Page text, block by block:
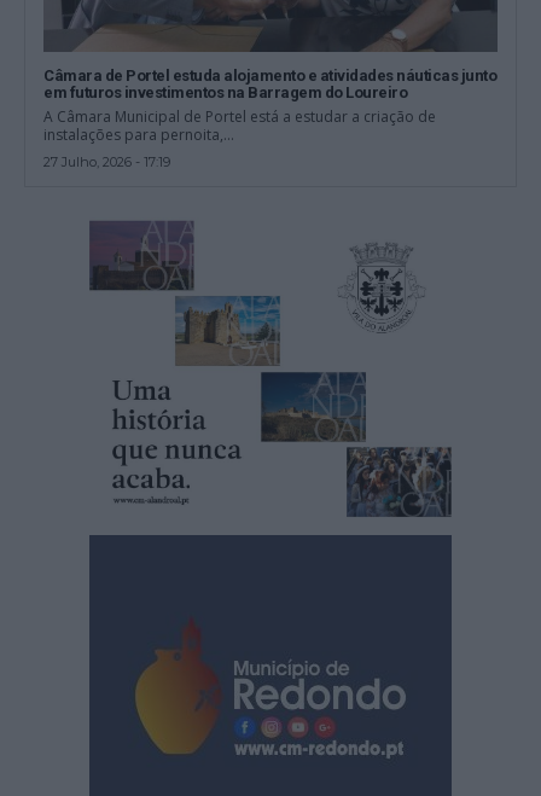
Câmara de Portel estuda alojamento e atividades náuticas junto
em futuros investimentos na Barragem do Loureiro
A Câmara Municipal de Portel está a estudar a criação de
instalações para pernoita,...
27 Julho, 2026 - 17:19